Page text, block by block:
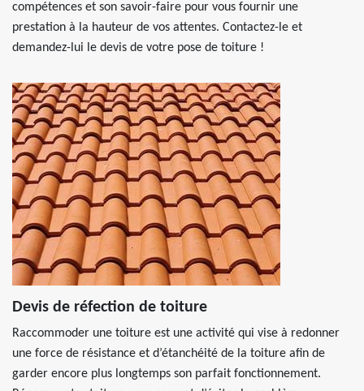
compétences et son savoir-faire pour vous fournir une
prestation à la hauteur de vos attentes. Contactez-le et
demandez-lui le devis de votre pose de toiture !
Devis de réfection de toiture
Raccommoder une toiture est une activité qui vise à redonner
une force de résistance et d’étanchéité de la toiture afin de
garder encore plus longtemps son parfait fonctionnement.